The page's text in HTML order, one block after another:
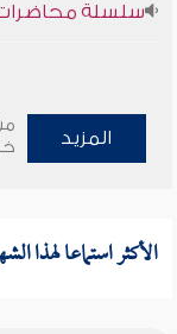
سلسلة محاضرات
المزيد
الأكثر استماعا لهذا